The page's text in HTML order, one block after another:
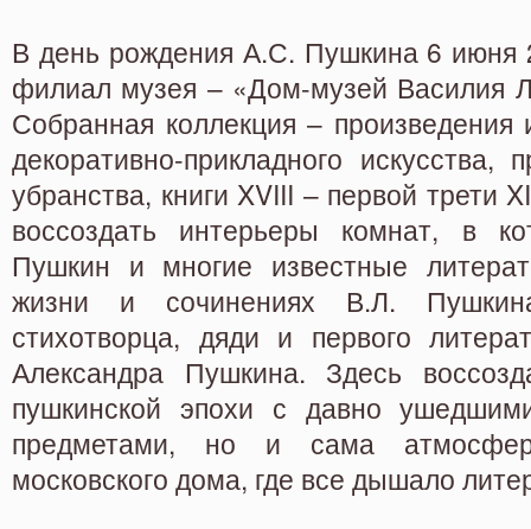
В день рождения А.С. Пушкина 6 июня
филиал музея – «Дом-музей Василия
Собранная коллекция – произведения
декоративно-прикладного
убранства, книги XVIII – первой трети
воссоздать интерьеры комнат, в
Пушкин и многие известные
жизни и сочинениях В.Л.
стихотворца, дяди и первого
Александра Пушкина. Здесь
пушкинской эпохи с давно
предметами, но и сама
московского дома, где все дышало